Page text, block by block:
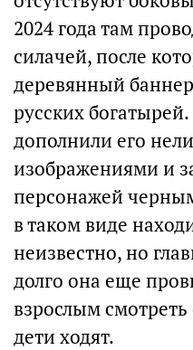
2024 года там
силачей, после
деревянный
русских
дополнили его
изображениями и
персонажей
в таком виде
неизвестно, но
долго она еще
взрослым
дети ходят.